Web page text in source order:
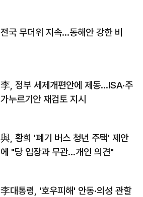
전국 무더위 지속…동해안 강한 비
李, 정부 세제개편안에 제동…ISA·주
가누르기안 재검토 지시
與, 황희 '폐기 버스 청년 주택' 제안
에 "당 입장과 무관…개인 의견"
李대통령, '호우피해' 안동·의성 관할